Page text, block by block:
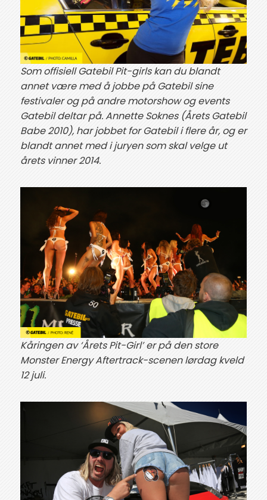
Som offisiell Gatebil Pit-girls kan du blandt
annet være med å jobbe på Gatebil sine
festivaler og på andre motorshow og events
Gatebil deltar på. Annette Soknes (Årets Gatebil
Babe 2010), har jobbet for Gatebil i flere år, og er
blandt annet med i juryen som skal velge ut
årets vinner 2014.
Kåringen av ‘Årets Pit-Girl’ er på den store
Monster Energy Aftertrack-scenen lørdag kveld
12 juli.